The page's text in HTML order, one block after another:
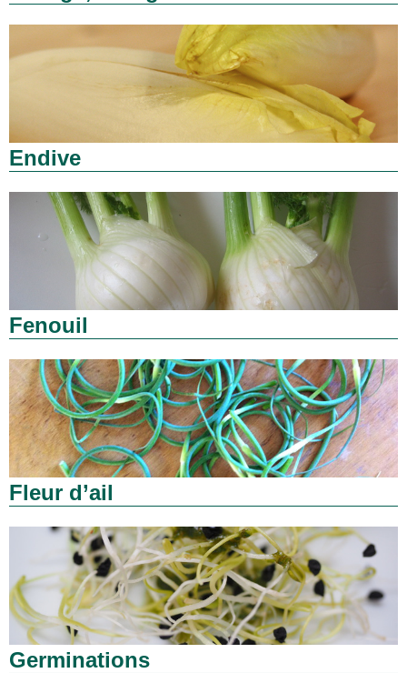
Endive
Fenouil
Fleur d’ail
Germinations